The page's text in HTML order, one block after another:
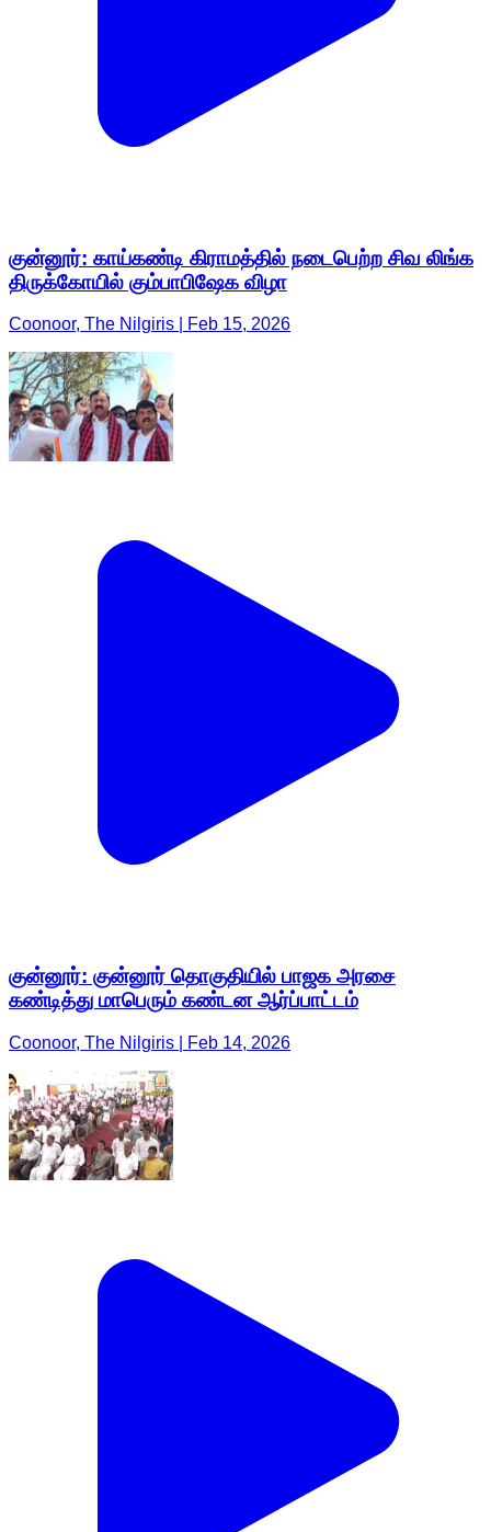
குன்னூர்: காய்கண்டி கிராமத்தில் நடைபெற்ற சிவ லிங்க
திருக்கோயில் கும்பாபிஷேக விழா
Coonoor, The Nilgiris | Feb 15, 2026
குன்னூர்: குன்னூர் தொகுதியில் பாஜக அரசை
கண்டித்து மாபெரும் கண்டன ஆர்ப்பாட்டம்
Coonoor, The Nilgiris | Feb 14, 2026